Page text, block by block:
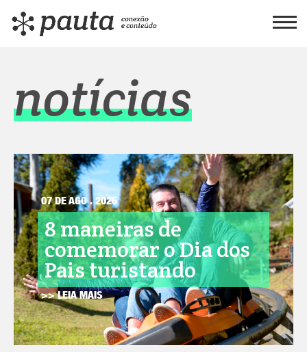
notícias
07 DE AGO . 2026
8 maneiras de
comemorar o Dia dos
Pais turistando
>> LEIA MAIS